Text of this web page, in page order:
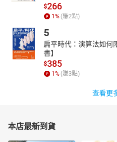
$266
1% (賺2點)
5
扁平時代：演算法如何
書】
$385
1% (賺3點)
查看更
本店最新到貨